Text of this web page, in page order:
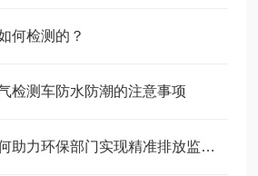
何检测的？
检测车防水防潮的注意事项
成都烟气分析仪如何助力环保部门实现精准排放监管？